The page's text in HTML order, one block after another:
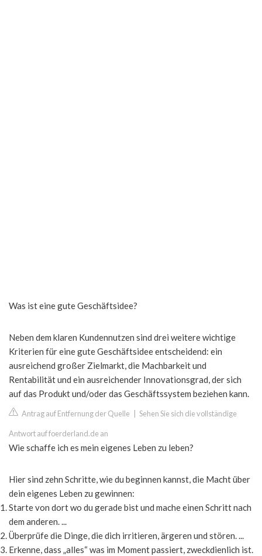
Was ist eine gute Geschäftsidee?
Neben dem klaren Kundennutzen sind drei weitere wichtige
Kriterien für eine gute Geschäftsidee entscheidend: ein
ausreichend großer Zielmarkt, die Machbarkeit und
Rentabilität und ein ausreichender Innovationsgrad, der sich
auf das Produkt und/oder das Geschäftssystem beziehen kann.
Antrag auf Entfernung der Quelle Sehen Sie sich die vollständige
Antwort auf foerderland.de an
Wie schaffe ich es mein eigenes Leben zu leben?
Hier sind zehn Schritte, wie du beginnen kannst, die Macht über
dein eigenes Leben zu gewinnen:
Starte von dort wo du gerade bist und mache einen Schritt nach
dem anderen. ...
Überprüfe die Dinge, die dich irritieren, ärgeren und stören. ...
Erkenne, dass „alles“ was im Moment passiert, zweckdienlich ist.